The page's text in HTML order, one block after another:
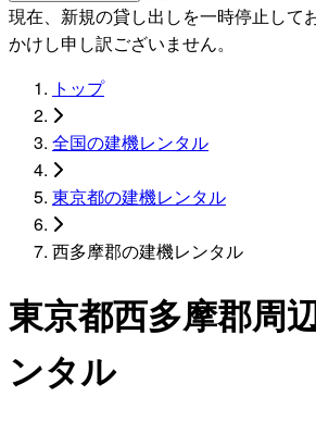
現在、新規の貸し出しを一時停止して
かけし申し訳ございません。
トップ
全国の建機レンタル
東京都の建機レンタル
西多摩郡の建機レンタル
東京都西多摩郡周
ンタル